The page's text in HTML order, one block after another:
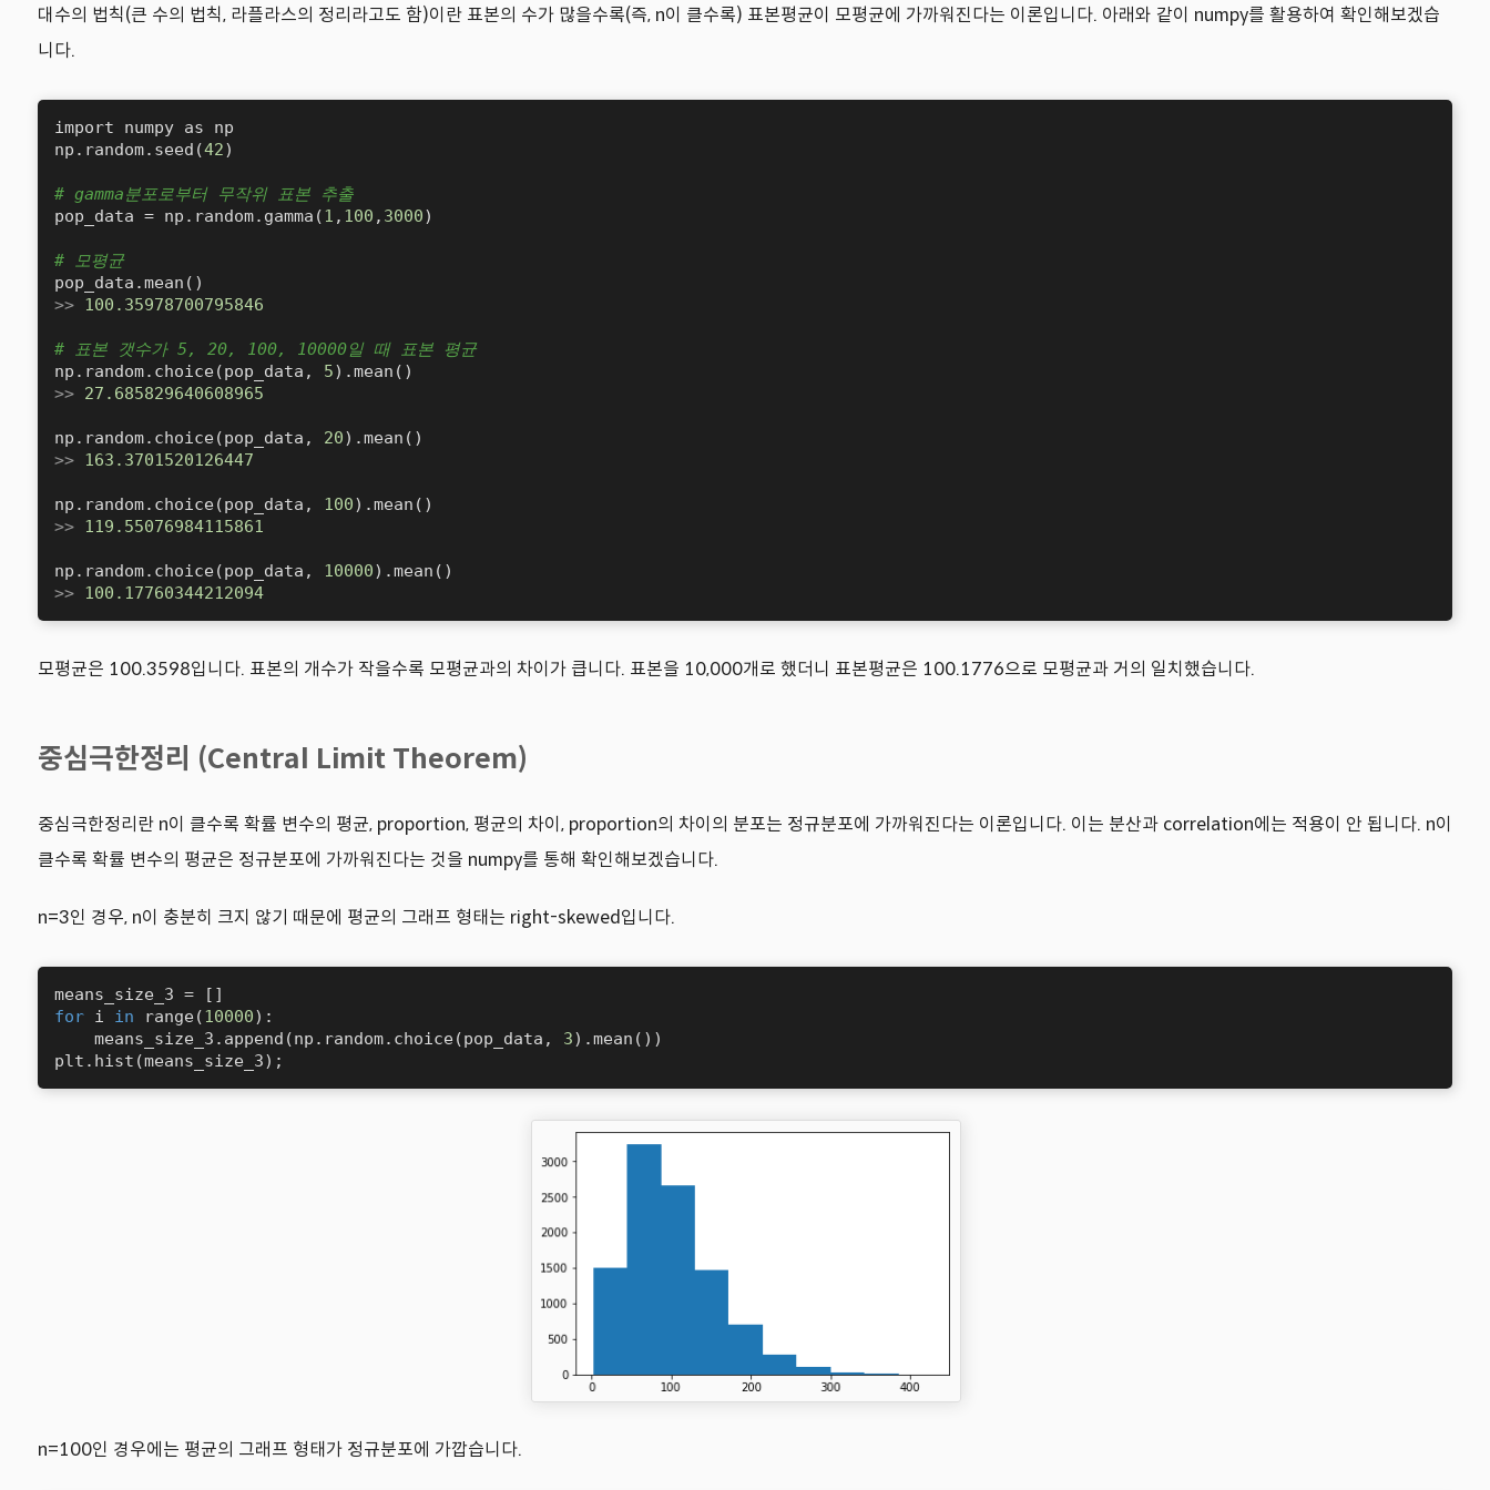
대수의 법칙(큰 수의 법칙, 라플라스의 정리라고도 함)이란 표본의 수가 많을수록(즉, n이 클수록) 표본평균이 모평균에 가까워진다는 이론입니다. 아래와 같이 numpy를 활용하여 확인해보겠습
니다.
import numpy as np
np.random.seed(42)
# gamma분포로부터 무작위 표본 추출
pop_data = np.random.gamma(1 , 100 , 3000)
# 모평균
>> 100.35978700795846
# 표본 갯수가 5, 20, 100, 10000일 때 표본 평균
np.random.choice(pop_data, 5
>> 27.685829640608965
np.random.choice(pop_data, 20
>> 163.3701520126447
np.random.choice(pop_data, 100
>> 119.55076984115861
np.random.choice(pop_data, 10000
>> 100.17760344212094
모평균은 100.3598입니다. 표본의 개수가 작을수록 모평균과의 차이가 큽니다. 표본을 10,000개로 했더니 표본평균은 100.1776으로 모평균과 거의 일치했습니다.
중심극한정리 (Central Limit Theorem)
중심극한정리란 n이 클수록 확률 변수의 평균, proportion, 평균의 차이, proportion의 차이의 분포는 정규분포에 가까워진다는 이론입니다. 이는 분산과 correlation에는 적용이 안 됩니다. n이
클수록 확률 변수의 평균은 정규분포에 가까워진다는 것을 numpy를 통해 확인해보겠습니다.
n=3인 경우, n이 충분히 크지 않기 때문에 평균의 그래프 형태는 right-skewed입니다.
for i in range(10000):
    means_size_3.
append (np.random.choice(pop_data, 3).mean ())
plt. hist (means_size_3) ;
n=100인 경우에는 평균의 그래프 형태가 정규분포에 가깝습니다.